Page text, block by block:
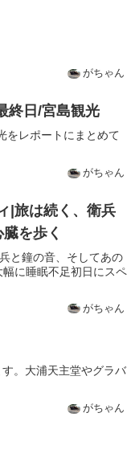
がちゃん
終日/宮島観光
をレポートにまとめて
がちゃん
|旅は続く、衛兵
を歩く
と鐘の音、そしてあの
に睡眠不足初日にスペ
がちゃん
。大浦天主堂やグラバ
がちゃん